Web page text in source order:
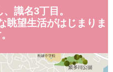
識名3丁目。
眺望生活がはじまりま